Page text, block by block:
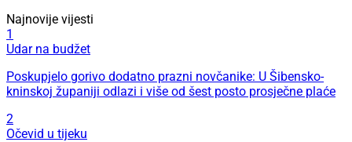
Najnovije vijesti
1
Udar na budžet
Poskupjelo gorivo dodatno prazni novčanike: U Šibensko-
kninskoj županiji odlazi i više od šest posto prosječne plaće
2
Očevid u tijeku